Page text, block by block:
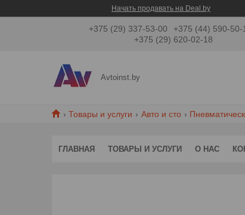
Начать продавать на Deal.by
+375 (29) 337-53-00
+375 (44) 590-50-
+375 (29) 620-02-18
Avtoinst.by
Товары и услуги Авто и сто
ГЛАВНАЯ ТОВАРЫ И УСЛУГИ О НАС